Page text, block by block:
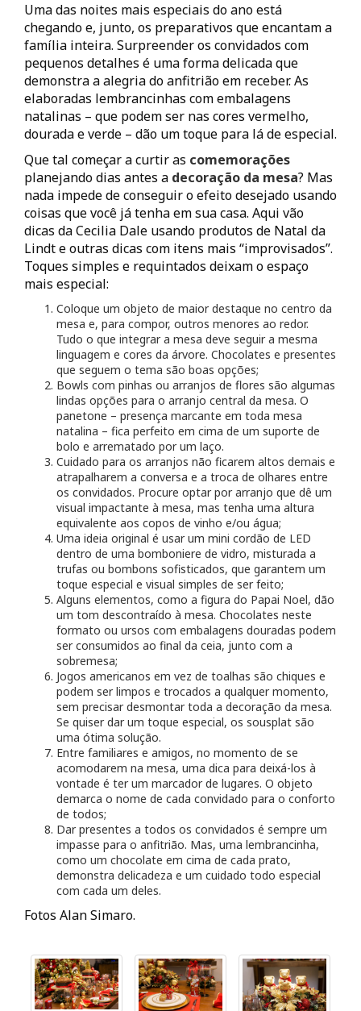
Uma das noites mais especiais do ano está
chegando e, junto, os preparativos que encantam a
família inteira. Surpreender os convidados com
pequenos detalhes é uma forma delicada que
demonstra a alegria do anfitrião em receber. As
elaboradas lembrancinhas com embalagens
natalinas – que podem ser nas cores vermelho,
dourada e verde – dão um toque para lá de especial.
Que tal começar a curtir as comemorações
planejando dias antes a decoração da mesa? Mas
nada impede de conseguir o efeito desejado usando
coisas que você já tenha em sua casa. Aqui vão
dicas da Cecilia Dale usando produtos de Natal da
Lindt e outras dicas com itens mais “improvisados”.
Toques simples e requintados deixam o espaço
mais especial:
Coloque um objeto de maior destaque no centro da
mesa e, para compor, outros menores ao redor.
Tudo o que integrar a mesa deve seguir a mesma
linguagem e cores da árvore. Chocolates e presentes
que seguem o tema são boas opções;
Bowls com pinhas ou arranjos de flores são algumas
lindas opções para o arranjo central da mesa. O
panetone – presença marcante em toda mesa
natalina – fica perfeito em cima de um suporte de
bolo e arrematado por um laço.
Cuidado para os arranjos não ficarem altos demais e
atrapalharem a conversa e a troca de olhares entre
os convidados. Procure optar por arranjo que dê um
visual impactante à mesa, mas tenha uma altura
equivalente aos copos de vinho e/ou água;
Uma ideia original é usar um mini cordão de LED
dentro de uma bomboniere de vidro, misturada a
trufas ou bombons sofisticados, que garantem um
toque especial e visual simples de ser feito;
Alguns elementos, como a figura do Papai Noel, dão
um tom descontraído à mesa. Chocolates neste
formato ou ursos com embalagens douradas podem
ser consumidos ao final da ceia, junto com a
sobremesa;
Jogos americanos em vez de toalhas são chiques e
podem ser limpos e trocados a qualquer momento,
sem precisar desmontar toda a decoração da mesa.
Se quiser dar um toque especial, os sousplat são
uma ótima solução.
Entre familiares e amigos, no momento de se
acomodarem na mesa, uma dica para deixá-los à
vontade é ter um marcador de lugares. O objeto
demarca o nome de cada convidado para o conforto
de todos;
Dar presentes a todos os convidados é sempre um
impasse para o anfitrião. Mas, uma lembrancinha,
como um chocolate em cima de cada prato,
demonstra delicadeza e um cuidado todo especial
com cada um deles.
Fotos Alan Simaro.